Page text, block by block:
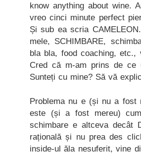
know anything about wine.
vreo cinci minute perfect
Și sub ea scria
mele, SCHIMBARE,
bla bla, food coaching,
Cred că m-am prins de
Sunteți cu mine? Să vă
Problema nu e (și nu a fost
este (și a fost mereu)
schimbare e altceva decât
rațională și nu prea des
inside-ul ăla nesuferit, vine